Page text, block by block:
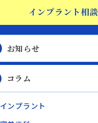
インプラント相談
お知らせ
コラム
インプラント